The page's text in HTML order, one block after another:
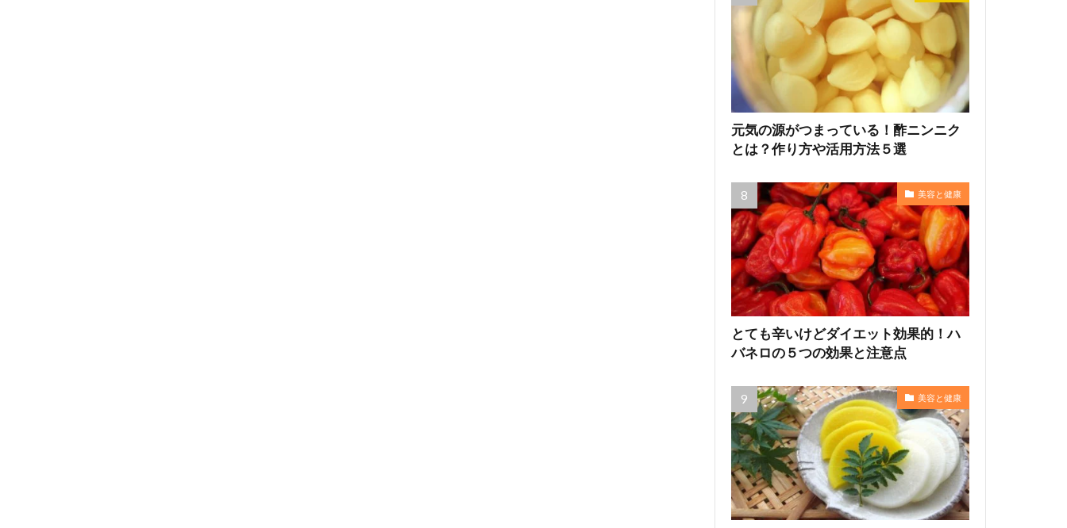
元気の源がつまっている！酢ニンニク
とは？作り方や活用方法５選
美容と健康
とても辛いけどダイエット効果的！ハ
バネロの５つの効果と注意点
美容と健康